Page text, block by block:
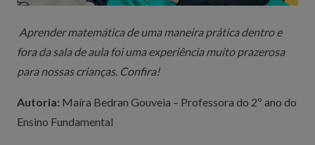
Aprender matemática de uma maneira prática dentro e
fora da sala de aula foi uma experiência muito prazerosa
para nossas crianças. Confira!
Autoria: Maíra Bedran Gouveia – Professora do 2º ano do
Ensino Fundamental